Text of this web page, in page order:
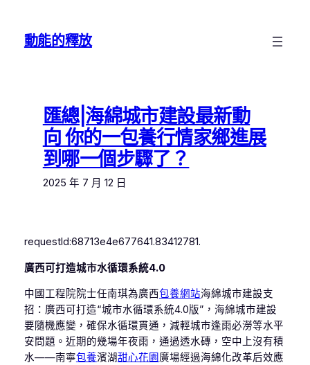
動能的釋放
匯總|海綿城市建設最新動
向 你的一包養行情家鄉進展
到哪一個步驟了？
2025 年 7 月 12 日
requestId:68713e4e677641.83412781.
廣西可打造城市水循環系統4.0
中國工程院院士任南琪為廣西包養網站海綿城市建設支
招：廣西可打造“城市水循環系統4.0版”，海綿城市建設
要隨機應變，確保水循環貫通，減輕城市逢雨必澇等水平
安問題。近期的幾場年夜雨，通過透水磚，空中上沒有積
水——南寧包養濱湖甜心花園廣場經過海綿化改革后效應